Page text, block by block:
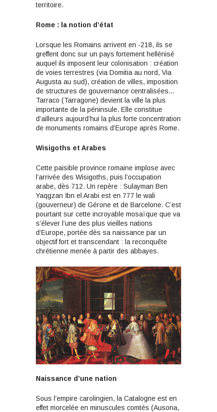
territoire.
Rome : la notion d’état
Lorsque les Romains arrivent en -218, ils se
greffent donc sur un pays fortement hellénisé
auquel ils imposent leur colonisation : création
de voies terrestres (via Domitia au nord, Via
Augusta au sud), création de villes, imposition
de structures de gouvernance centralisées…
Tarraco (Tarragone) devient la ville la plus
importante de la péninsule. Elle constitue
d’ailleurs aujourd’hui la plus forte concentration
de monuments romains d’Europe après Rome.
Wisigoths et Arabes
Cette paisible province romaine implose avec
l’arrivée des Wisigoths, puis l’occupation
arabe, dès 712. Un repère : Sulayman Ben
Yaqgzan Ibn el Arabi est en 777 le wali
(gouverneur) de Gérone et de Barcelone. C’est
pourtant sur cette incroyable mosaïque que va
s’élever l’une des plus vieilles nations
d’Europe, portée dès sa naissance par un
objectif fort et transcendant : la reconquête
chrétienne menée à partir des abbayes.
Naissance d’une nation
Sous l’empire carolingien, la Catalogne est en
effet morcelée en minuscules comtés (Ausona,